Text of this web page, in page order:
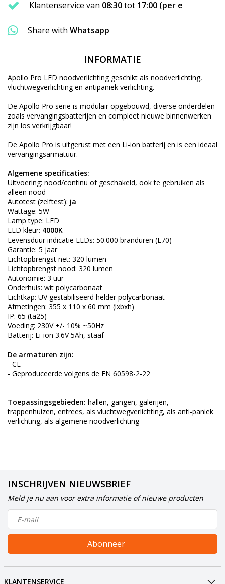
Klantenservice van 08:30tot 17:00 (per e
Share with Whatsapp
INFORMATIE
Apollo Pro LED noodverlichting geschikt als noodverlichting,
vluchtwegverlichting en antipaniek verlichting.
De Apollo Pro serie is modulair opgebouwd, diverse onderdelen
zoals vervangingsbatterijen en compleet nieuwe binnenwerken
zijn los verkrijgbaar!
De Apollo Pro is uitgerust met een Li-ion batterij en is een ideaal
vervangingsarmatuur.
Algemene specificaties:
Uitvoering: nood/continu of geschakeld, ook te gebruiken als
alleen nood
Autotest (zelftest): ja
Wattage: 5W
Lamp type: LED
LED kleur: 4000K
Levensduur indicatie LEDs: 50.000 branduren (L70)
Garantie: 5 jaar
Lichtopbrengst net: 320 lumen
Lichtopbrengst nood: 320 lumen
Autonomie: 3 uur
Onderhuis: wit polycarbonaat
Lichtkap: UV gestabiliseerd helder polycarbonaat
Afmetingen: 355 x 110 x 60 mm (lxbxh)
IP: 65 (ta25)
Voeding: 230V +/- 10% ~50Hz
Batterij: Li-ion 3.6V 5Ah, staaf
De armaturen zijn:
- CE
- Geproduceerde volgens de EN 60598-2-22
Toepassingsgebieden: hallen, gangen, galerijen,
trappenhuizen, entrees, als vluchtwegverlichting, als anti-paniek
verlichting, als algemene noodverlichting
INSCHRIJVEN NIEUWSBRIEF
Meld je nu aan voor extra informatie of nieuwe producten
Abonneer
KLANTENSERVICE